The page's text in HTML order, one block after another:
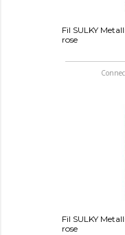
Fil SULKY
rose
Fil SULKY
rose